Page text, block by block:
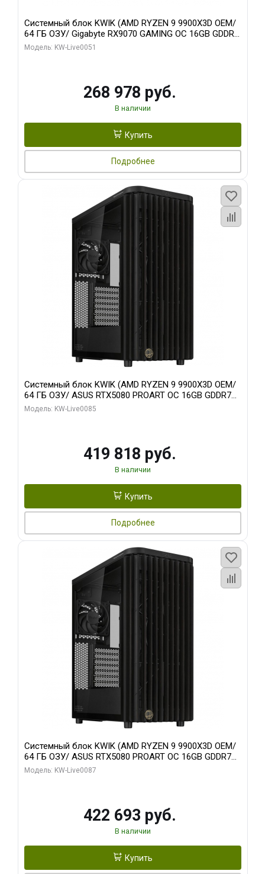
Системный блок KWIK (AMD RYZEN 9 9900X3D OEM/
64 ГБ ОЗУ/ Gigabyte RX9070 GAMING OC 16GB GDDR6
256bit 2xDP 2xH/ 960 ГБ SSD)
Модель: KW-Live0051
268 978 руб.
В наличии
Купить
Подробнее
Системный блок KWIK (AMD RYZEN 9 9900X3D OEM/
64 ГБ ОЗУ/ ASUS RTX5080 PROART OC 16GB GDDR7
256bit Type-C DP 2/ 960 ГБ SSD)
Модель: KW-Live0085
419 818 руб.
В наличии
Купить
Подробнее
Системный блок KWIK (AMD RYZEN 9 9900X3D OEM/
64 ГБ ОЗУ/ ASUS RTX5080 PROART OC 16GB GDDR7
256bit Type-C DP 2/ 1 ТБ SSD)
Модель: KW-Live0087
422 693 руб.
В наличии
Купить